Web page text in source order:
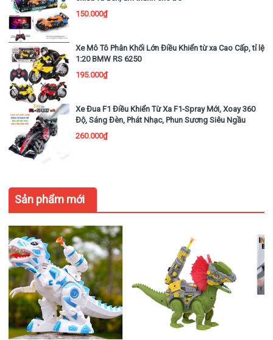
150.000₫
Xe Mô Tô Phân Khối Lớn Điều Khiển từ xa Cao Cấp, tỉ lệ
1:20 BMW RS 6250
195.000₫
Xe Đua F1 Điều Khiển Từ Xa F1-Spray Mới, Xoay 360
Độ, Sáng Đèn, Phát Nhạc, Phun Sương Siêu Ngầu
260.000₫
Sản phẩm mới